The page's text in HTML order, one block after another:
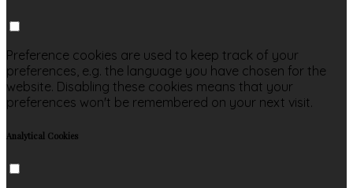
Preference cookies are used to keep track of your
preferences, e.g. the language you have chosen for the
website. Disabling these cookies means that your
preferences won't be remembered on your next visit.
Analytical Cookies